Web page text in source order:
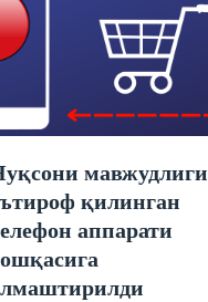
мавжудлиги
қилинган
аппарати